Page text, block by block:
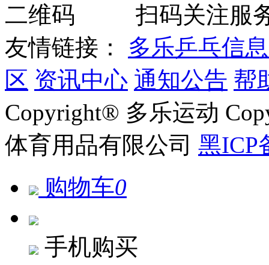
扫码关注服
友情链接：
多乐乒乓信
区 资讯中心 通知公告 帮
Copyright® 多乐运动
体育用品有限公司 黑ICP
购物车0
手机购买